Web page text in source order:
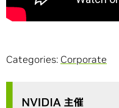
Categories: Corporate